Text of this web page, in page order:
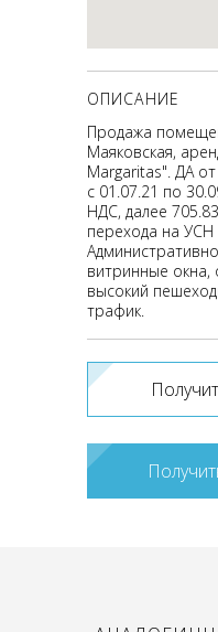
ОПИСАНИЕ
Продажа
Маяковская,
Margaritas". ДА
с 01.07.21 по
НДС, далее
перехода на УСН
витринные окна,
высокий
трафик.